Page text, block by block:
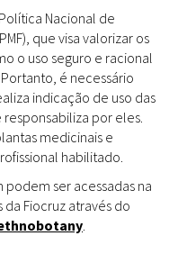
Nacional de
que visa valorizar os
o uso seguro e racional
é necessário
indicação de uso das
por eles.
medicinais e
habilitado.
ser acessadas na
Fiocruz através do
.